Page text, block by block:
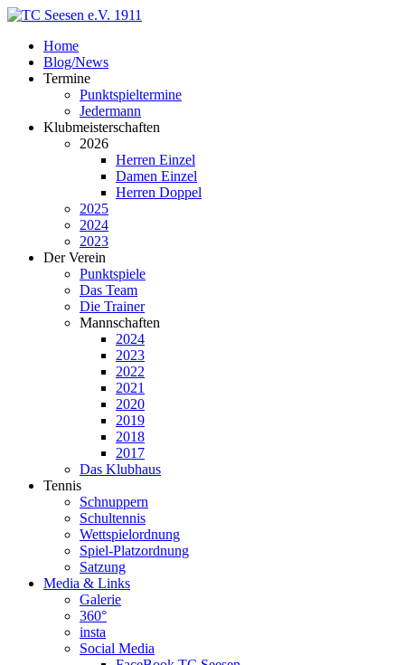
Home
Blog/News
Termine
Punktspieltermine
Jedermann
Klubmeisterschaften
2026
Herren Einzel
Damen Einzel
Herren Doppel
2025
2024
2023
Der Verein
Punktspiele
Das Team
Die Trainer
Mannschaften
2024
2023
2022
2021
2020
2019
2018
2017
Das Klubhaus
Tennis
Schnuppern
Schultennis
Wettspielordnung
Spiel-Platzordnung
Satzung
Media & Links
Galerie
360°
insta
Social Media